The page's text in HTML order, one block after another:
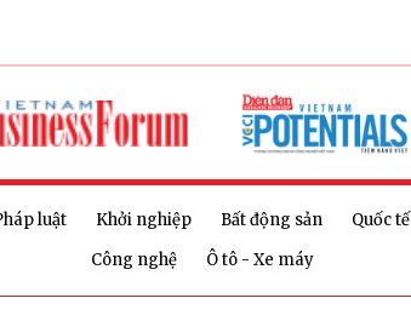
luật Khởi nghiệp Bất động sản Quốc tế
Công nghệ
Ô tô - Xe máy